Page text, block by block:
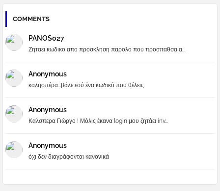
COMMENTS
PANOS027
Ζηταει κωδικο απο προσκληση παρολο που προσπαθσα α...
Anonymous
καλησπέρα...βάλε εσύ ένα κωδικό που θέλεις
Anonymous
Καλσπερα Γιώργο ! Μόλις έκανα login μου ζητάει inv...
Anonymous
όχι δεν διαγράφονται κανονικά